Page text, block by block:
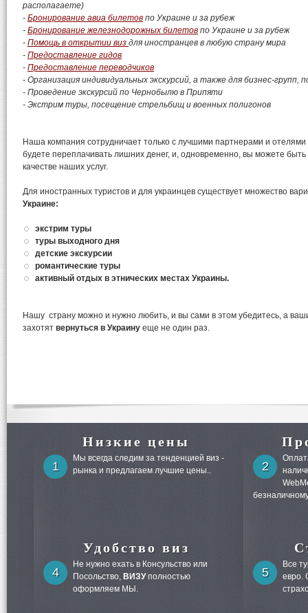
располагаете)
- Бронирование авиа билетов по Украине и за рубеж
- Бронированиежелезнодорожных билетов по Украине и за рубеж
- Помощь в открытии виз для иностранцев в любую страну мира
- Предоставление гидов
- Предоставление переводчиков
- Организация индивидуальных экскурсий, а также для бизнес-групп,
- Проведение экскурсий по Чернобылю в Припяти
- Экстрим туры, посещение стрельбищ и военных полигонов
Наша компания сотрудничает только с лучшими партнерами и
будете переплачивать лишних денег, и, одновременно, вы можете
качестве наших услуг.
Для иностранных туристов и для украинцев существует множество
Украине:
экстрим туры
туры выходного дня
детские экскурсии
романтические туры
активный отдых в этнических местах Украины.
Нашу страну можно и нужно любить, и вы сами в этом убедитесь, а
захотят вернуться в Украину еще не один раз.
Низкие цены
1
Мы всегда следим за тенденцией виз -
рынка и предлагаем лучшие цены..
2
Удобство виз
4
Не нужно ехать в Консульство или
Посольство, ВИЗУполностью
оформляем МЫ.
5
Все
евро.